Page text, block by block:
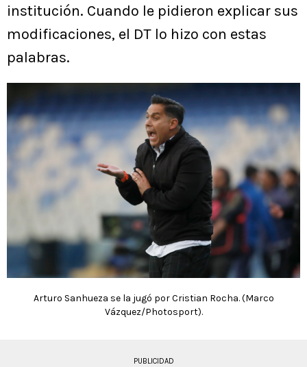
institución. Cuando le pidieron explicar sus
modificaciones, el DT lo hizo con estas
palabras.
Arturo Sanhueza se la jugó por Cristian Rocha. (Marco
Vázquez/Photosport).
PUBLICIDAD